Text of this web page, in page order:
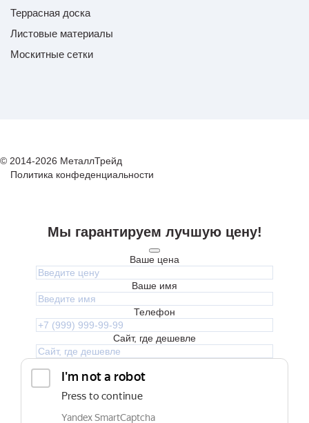
Террасная доска
Листовые материалы
Москитные сетки
© 2014-2026 МеталлТрейд
Политика конфеденциальности
Мы гарантируем лучшую цену!
Ваше цена
Ваше имя
Телефон
Сайт, где дешевле